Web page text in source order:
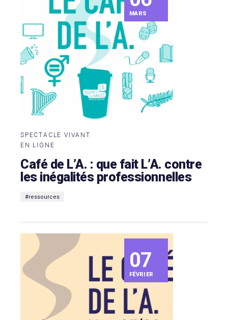
MARS
SPECTACLE VIVANT
EN LIGNE
Café de L’A. : que fait L’A. contre
les inégalités professionnelles
#ressources
07
FÉVRIER